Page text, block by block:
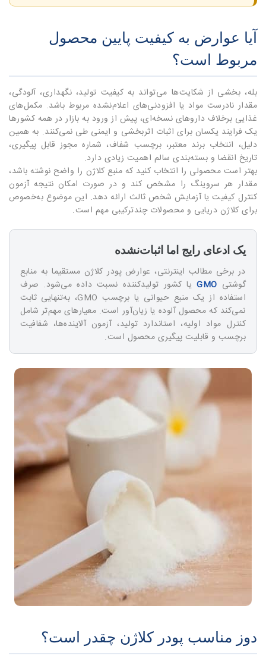
آیا عوارض به کیفیت پایین محصول
مربوط است؟
بله، بخشی از شکایت‌ها می‌تواند به کیفیت تولید، نگهداری، آلودگی،
مقدار نادرست مواد یا افزودنی‌های اعلام‌نشده مربوط باشد. مکمل‌های
غذایی برخلاف داروهای نسخه‌ای، پیش از ورود به بازار در همه کشورها
یک فرایند یکسان برای اثبات اثربخشی و ایمنی طی نمی‌کنند. به همین
دلیل، انتخاب برند معتبر، برچسب شفاف، شماره مجوز قابل پیگیری،
تاریخ انقضا و بسته‌بندی سالم اهمیت زیادی دارد.
بهتر است محصولی را انتخاب کنید که منبع کلاژن را واضح نوشته باشد،
مقدار هر سروینگ را مشخص کند و در صورت امکان نتیجه آزمون
کنترل کیفیت یا آزمایش شخص ثالث ارائه دهد. این موضوع به‌خصوص
برای کلاژن دریایی و محصولات چندترکیبی مهم است.
یک ادعای رایج اما اثبات‌نشده
در برخی مطالب اینترنتی، عوارض پودر کلاژن مستقیما به منابع
گوشتی GMOیا کشور تولیدکننده نسبت داده می‌شود. صرف
استفاده از یک منبع حیوانی یا برچسب GMO، به‌تنهایی ثابت
نمی‌کند که محصول آلوده یا زیان‌آور است. معیارهای مهم‌تر شامل
کنترل مواد اولیه، استاندارد تولید، آزمون آلاینده‌ها، شفافیت
برچسب و قابلیت پیگیری محصول است.
دوز مناسب پودر کلاژن چقدر است؟